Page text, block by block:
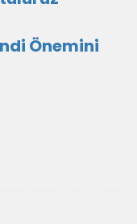
Önemini